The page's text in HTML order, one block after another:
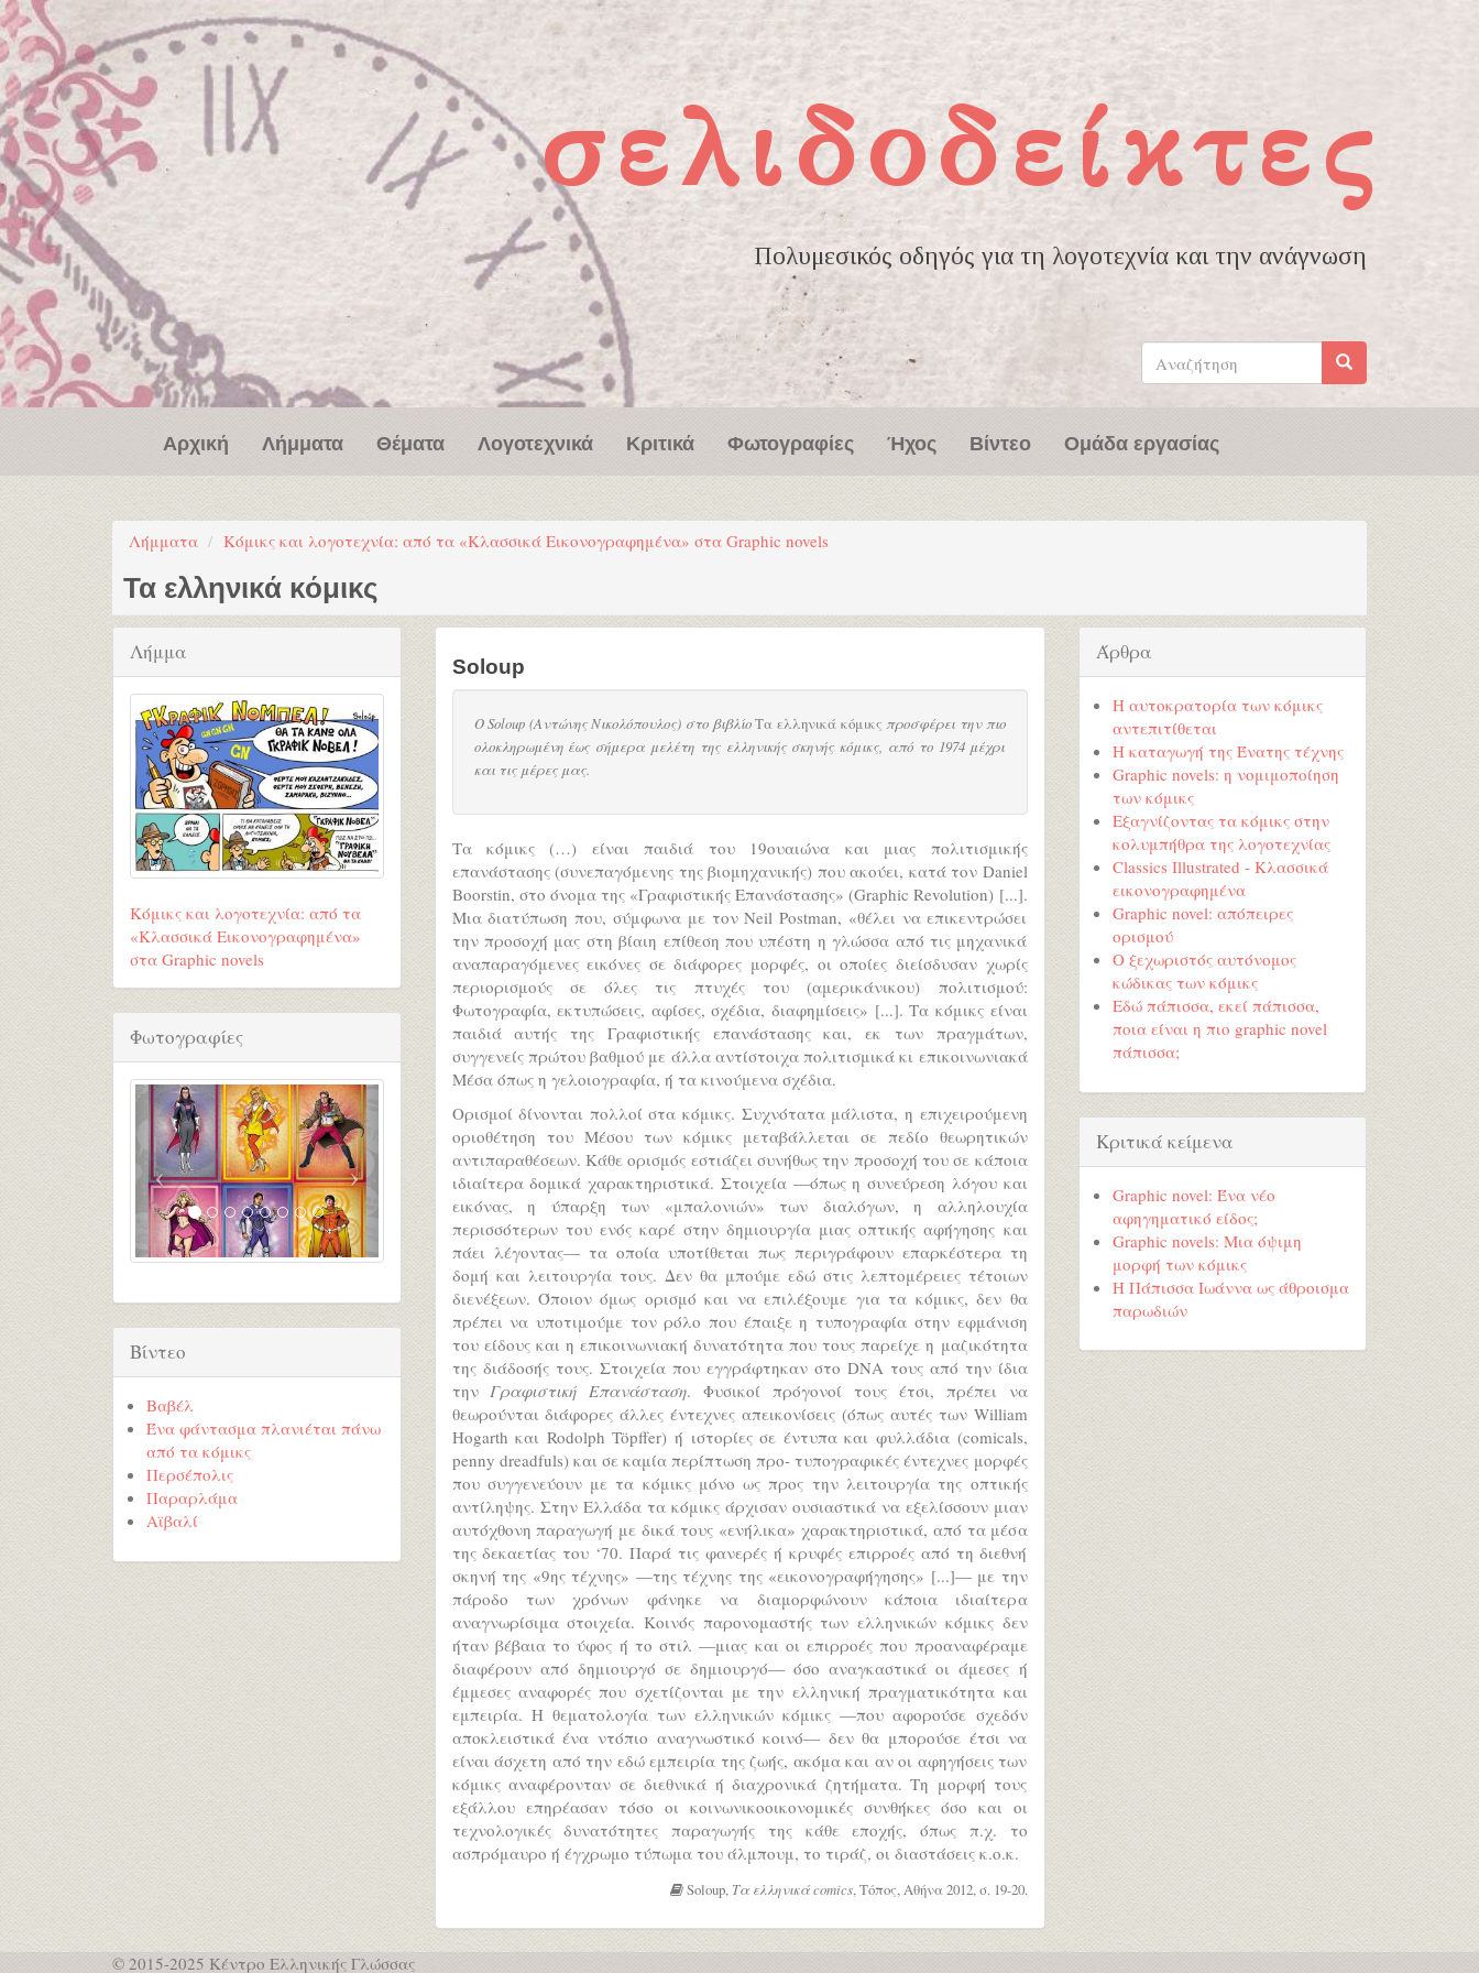
Παράκαμψη προς το κυρίως περιεχόμενο
σελιδοδείκτες
Πολυμεσικός οδηγός για τη λογοτεχνία και την ανάγνωση
Φόρμα
αναζήτησης
Αναζήτηση
Αρχική Λήμματα Θέματα Λογοτεχνικά Κριτικά Φωτογραφίες Ήχος Βίντεο Ομάδα εργασίας
Λήμματα Κόμικς και λογοτεχνία: από τα «Κλασσικά Εικονογραφημένα» στα Graphic novels
Τα ελληνικά κόμικς
Soloup
Ο Soloup (Αντώνης Νικολόπουλος) στο βιβλίοΤα ελληνικά κόμικς προσφέρει την πιο
ολοκληρωμένη έως σήμερα μελέτη της ελληνικής σκηνής κόμικς, από το 1974 μέχρι
και τις μέρες μας.
Τα κόμικς (…) είναι παιδιά του 19ουαιώνα και μιας πολιτισμικής
επανάστασης (συνεπαγόμενης της βιομηχανικής) που ακούει, κατά τον Daniel
Boorstin, στο όνομα της «Γραφιστικής Επανάστασης» (Graphic Revolution) [...].
Μια διατύπωση που, σύμφωνα με τον Neil Postman, «θέλει να επικεντρώσει
την προσοχή μας στη βίαιη επίθεση που υπέστη η γλώσσα από τις μηχανικά
αναπαραγόμενες εικόνες σε διάφορες μορφές, οι οποίες διείσδυσαν χωρίς
περιορισμούς σε όλες τις πτυχές του (αμερικάνικου) πολιτισμού:
Φωτογραφία, εκτυπώσεις, αφίσες, σχέδια, διαφημίσεις» [...]. Τα κόμικς είναι
παιδιά αυτής της Γραφιστικής επανάστασης και, εκ των πραγμάτων,
συγγενείς πρώτου βαθμού με άλλα αντίστοιχα πολιτισμικά κι επικοινωνιακά
Μέσα όπως η γελοιογραφία, ή τα κινούμενα σχέδια.
Ορισμοί δίνονται πολλοί στα κόμικς. Συχνότατα μάλιστα, η επιχειρούμενη
οριοθέτηση του Μέσου των κόμικς μεταβάλλεται σε πεδίο θεωρητικών
αντιπαραθέσεων. Κάθε ορισμός εστιάζει συνήθως την προσοχή του σε κάποια
ιδιαίτερα δομικά χαρακτηριστικά. Στοιχεία —όπως η συνεύρεση λόγου και
εικόνας, η ύπαρξη των «μπαλονιών» των διαλόγων, η αλληλουχία
περισσότερων του ενός καρέ στην δημιουργία μιας οπτικής αφήγησης και
πάει λέγοντας— τα οποία υποτίθεται πως περιγράφουν επαρκέστερα τη
δομή και λειτουργία τους. Δεν θα μπούμε εδώ στις λεπτομέρειες τέτοιων
διενέξεων. Όποιον όμως ορισμό και να επιλέξουμε για τα κόμικς, δεν θα
πρέπει να υποτιμούμε τον ρόλο που έπαιξε η τυπογραφία στην εφμάνιση
του είδους και η επικοινωνιακή δυνατότητα που τους παρείχε η μαζικότητα
της διάδοσής τους. Στοιχεία που εγγράφτηκαν στο DNA τους από την ίδια
τηνΓραφιστική Επανάσταση. Φυσικοί πρόγονοί τους έτσι, πρέπει να
θεωρούνται διάφορες άλλες έντεχνες απεικονίσεις (όπως αυτές των William
Hogarth και Rodolph Töpffer) ή ιστορίες σε έντυπα και φυλλάδια (comicals,
penny dreadfuls) και σε καμία περίπτωση προ- τυπογραφικές έντεχνες μορφές
που συγγενεύουν με τα κόμικς μόνο ως προς την λειτουργία της οπτικής
αντίληψης. Στην Ελλάδα τα κόμικς άρχισαν ουσιαστικά να εξελίσσουν μιαν
αυτόχθονη παραγωγή με δικά τους «ενήλικα» χαρακτηριστικά, από τα μέσα
της δεκαετίας του ‘70. Παρά τις φανερές ή κρυφές επιρροές από τη διεθνή
σκηνή της «9ης τέχνης» —της τέχνης της «εικονογραφήγησης» [...]— με την
πάροδο των χρόνων φάνηκε να διαμορφώνουν κάποια ιδιαίτερα
αναγνωρίσιμα στοιχεία. Κοινός παρονομαστής των ελληνικών κόμικς δεν
ήταν βέβαια το ύφος ή το στιλ —μιας και οι επιρροές που προαναφέραμε
διαφέρουν από δημιουργό σε δημιουργό— όσο αναγκαστικά οι άμεσες ή
έμμεσες αναφορές που σχετίζονται με την ελληνική πραγματικότητα και
εμπειρία. Η θεματολογία των ελληνικών κόμικς —που αφορούσε σχεδόν
αποκλειστικά ένα ντόπιο αναγνωστικό κοινό— δεν θα μπορούσε έτσι να
είναι άσχετη από την εδώ εμπειρία της ζωής, ακόμα και αν οι αφηγήσεις των
κόμικς αναφέρονταν σε διεθνικά ή διαχρονικά ζητήματα. Τη μορφή τους
εξάλλου επηρέασαν τόσο οι κοινωνικοοικονομικές συνθήκες όσο και οι
τεχνολογικές δυνατότητες παραγωγής της κάθε εποχής, όπως π.χ. το
ασπρόμαυρο ή έγχρωμο τύπωμα του άλμπουμ, το τιράζ, οι διαστάσεις κ.ο.κ.
Soloup, Τα ελληνικά comics, Τόπος, Αθήνα 2012, σ. 19-20.
Λήμμα
Κόμικς και λογοτεχνία: από τα
«Κλασσικά Εικονογραφημένα»
στα Graphic novels
Φωτογραφίες
Βίντεο
Βαβέλ
Ένα φάντασμα πλανιέται πάνω
από τα κόμικς
Περσέπολις
Παραρλάμα
Αϊβαλί
Άρθρα
Η αυτοκρατορία των κόμικς
αντεπιτίθεται
Η καταγωγή της Ένατης τέχνης
Graphic novels: η νομιμοποίηση
των κόμικς
Εξαγνίζοντας τα κόμικς στην
κολυμπήθρα της λογοτεχνίας
Classics Illustrated - Κλασσικά
εικονογραφημένα
Graphic novel: απόπειρες
ορισμού
Ο ξεχωριστός αυτόνομος
κώδικας των κόμικς
Εδώ πάπισσα, εκεί πάπισσα,
ποια είναι η πιο graphic novel
πάπισσα;
Κριτικά κείμενα
Graphic novel: Ένα νέο
αφηγηματικό είδος;
Graphic novels: Μια όψιμη
μορφή των κόμικς
Η Πάπισσα Ιωάννα ως άθροισμα
παρωδιών
© 2015-2025 Κέντρο Ελληνικής Γλώσσας